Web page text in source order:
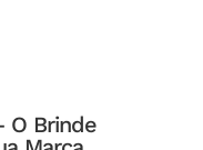
O Brinde